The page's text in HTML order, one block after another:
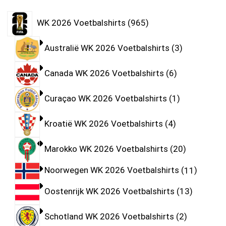
WK 2026 Voetbalshirts 965
Australië WK 2026 Voetbalshirts 3
Canada WK 2026 Voetbalshirts 6
Curaçao WK 2026 Voetbalshirts 1
Kroatië WK 2026 Voetbalshirts 4
Marokko WK 2026 Voetbalshirts 20
Noorwegen WK 2026 Voetbalshirts 11
Oostenrijk WK 2026 Voetbalshirts 13
Schotland WK 2026 Voetbalshirts 2